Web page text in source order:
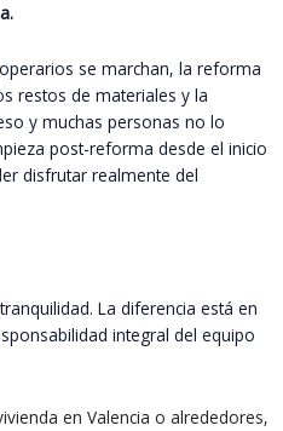
se marchan, la reforma
restos de materiales y la
y muchas personas no lo
post-reforma desde el inicio
disfrutar realmente del
La diferencia está en
integral del equipo
en Valencia o alrededores,